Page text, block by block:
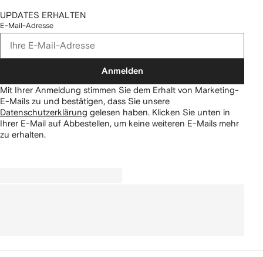
UPDATES ERHALTEN
E-Mail-Adresse
Anmelden
Mit Ihrer Anmeldung stimmen Sie dem Erhalt von Marketing-
E-Mails zu und bestätigen, dass Sie unsere
Datenschutzerklärung gelesen haben. Klicken Sie unten in
Ihrer E-Mail auf Abbestellen, um keine weiteren E-Mails mehr
zu erhalten.